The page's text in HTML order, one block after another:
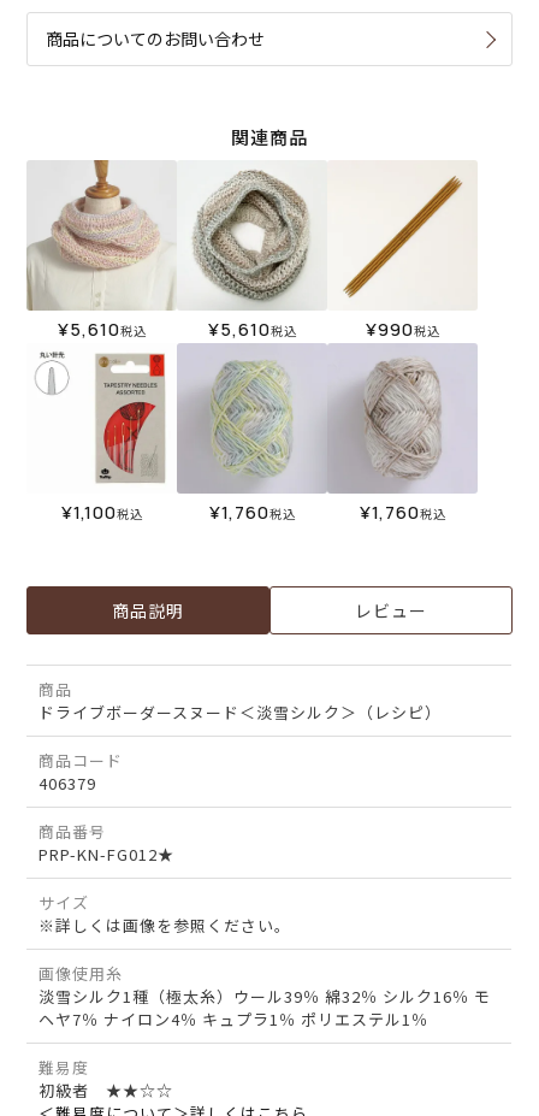
商品についてのお問い合わせ
関連商品
¥5,610税込 ¥5,610税込 ¥990税込
¥1,100税込 ¥1,760税込 ¥1,760税込
商品説明 レビュー
商品
ドライブボーダースヌード＜淡雪シルク＞（レシピ）
商品コード
406379
商品番号
PRP-KN-FG012★
サイズ
※詳しくは画像を参照ください。
画像使用糸
淡雪シルク1種（極太糸）ウール39％ 綿32％ シルク16％ モ
ヘヤ7％ ナイロン4％ キュプラ1％ ポリエステル1％
難易度
初級者 ★★☆☆